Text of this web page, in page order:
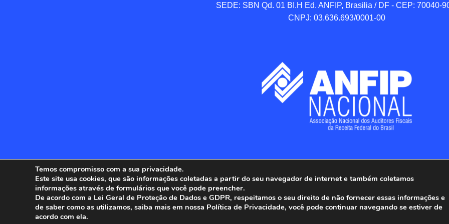
SEDE: SBN Qd. 01 BI.H Ed. ANFIP, Brasilia / DF - CEP: 70040-
CNPJ: 03.636.693/0001-00
ANFIP - Associação Nacional dos Auditores Fiscais da Receita Federal
Todos os Direitos Reservados.
Temos compromisso com a sua privacidade.
Este site usa cookies, que são informações coletadas a partir do seu navegador de internet e também coletamos
informações através de formulários que você pode preencher.
De acordo com a Lei Geral de Proteção de Dados e GDPR, respeitamos o seu direito de não fornecer essas informações e
de saber como as utilizamos, saiba mais em nossa Política de Privacidade, você pode continuar navegando se estiver de
acordo com ela.